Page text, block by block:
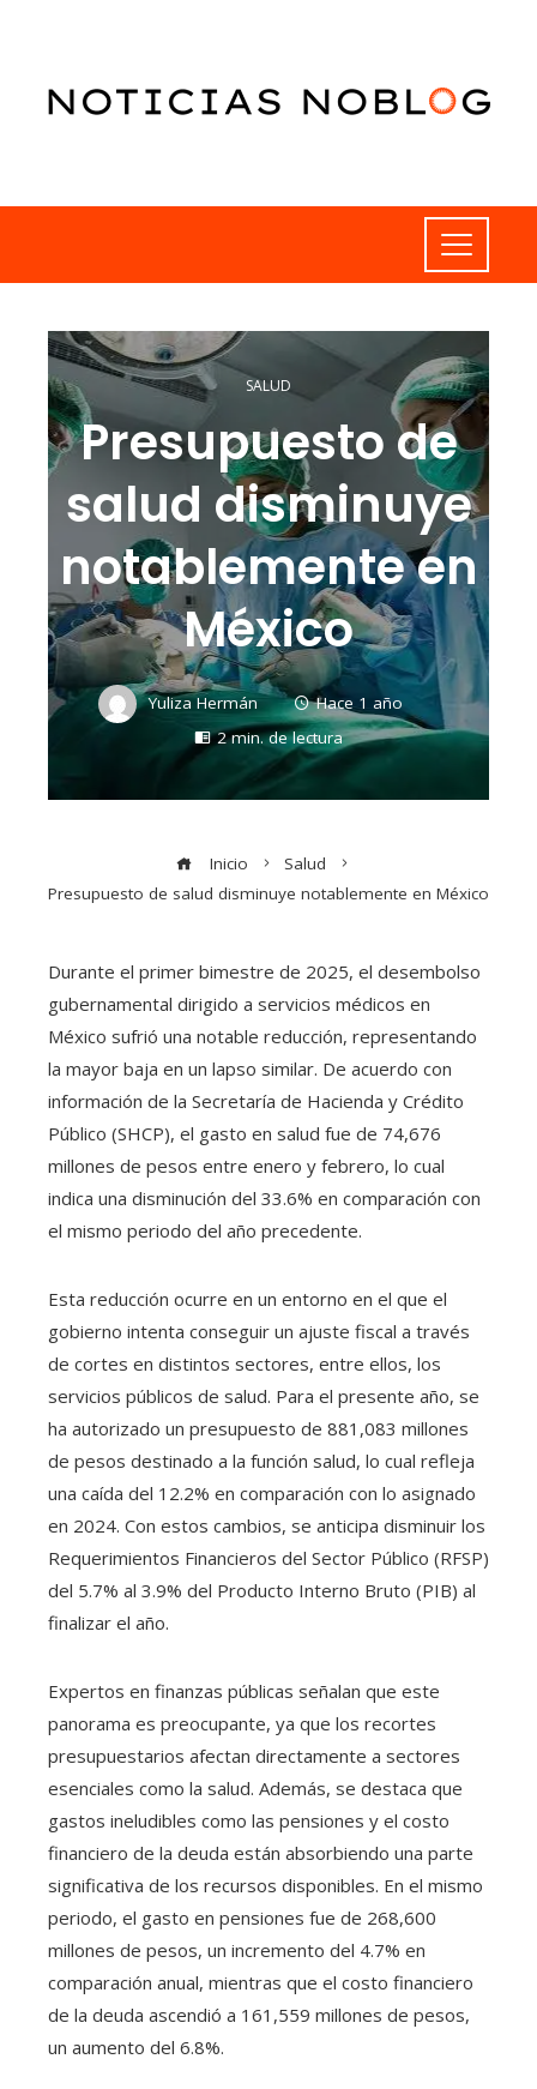
SALUD
Presupuesto de
salud disminuye
notablemente en
México
Yuliza Hermán
Hace 1 año
2 min. de lectura
Inicio
Salud
Presupuesto de salud disminuye notablemente en México
​Durante el primer bimestre de 2025, el desembolso
gubernamental dirigido a servicios médicos en
México sufrió una notable reducción, representando
la mayor baja en un lapso similar. De acuerdo con
información de la Secretaría de Hacienda y Crédito
Público (SHCP), el gasto en salud fue de 74,676
millones de pesos entre enero y febrero, lo cual
indica una disminución del 33.6% en comparación con
el mismo periodo del año precedente.
Esta reducción ocurre en un entorno en el que el
gobierno intenta conseguir un ajuste fiscal a través
de cortes en distintos sectores, entre ellos, los
servicios públicos de salud. Para el presente año, se
ha autorizado un presupuesto de 881,083 millones
de pesos destinado a la función salud, lo cual refleja
una caída del 12.2% en comparación con lo asignado
en 2024. Con estos cambios, se anticipa disminuir los
Requerimientos Financieros del Sector Público (RFSP)
del 5.7% al 3.9% del Producto Interno Bruto (PIB) al
finalizar el año.
Expertos en finanzas públicas señalan que este
panorama es preocupante, ya que los recortes
presupuestarios afectan directamente a sectores
esenciales como la salud. Además, se destaca que
gastos ineludibles como las pensiones y el costo
financiero de la deuda están absorbiendo una parte
significativa de los recursos disponibles. En el mismo
periodo, el gasto en pensiones fue de 268,600
millones de pesos, un incremento del 4.7% en
comparación anual, mientras que el costo financiero
de la deuda ascendió a 161,559 millones de pesos,
un aumento del 6.8%.